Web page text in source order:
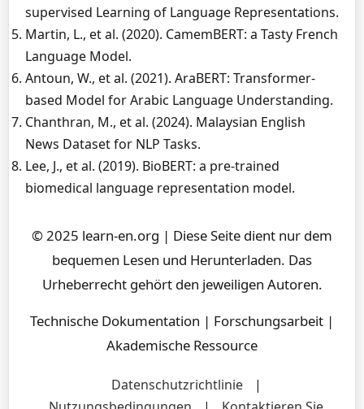
supervised Learning of Language Representations.
Martin, L., et al. (2020). CamemBERT: a Tasty French
Language Model.
Antoun, W., et al. (2021). AraBERT: Transformer-
based Model for Arabic Language Understanding.
Chanthran, M., et al. (2024). Malaysian English
News Dataset for NLP Tasks.
Lee, J., et al. (2019). BioBERT: a pre-trained
biomedical language representation model.
© 2025 learn-en.org | Diese Seite dient nur dem
bequemen Lesen und Herunterladen. Das
Urheberrecht gehört den jeweiligen Autoren.
Technische Dokumentation | Forschungsarbeit |
Akademische Ressource
Datenschutzrichtlinie
|